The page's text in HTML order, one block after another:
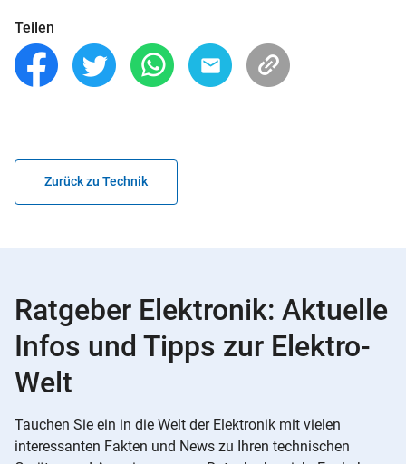
Teilen
Zurück zu Technik
Ratgeber Elektronik: Aktuelle
Infos und Tipps zur Elektro-
Welt
Tauchen Sie ein in die Welt der Elektronik mit vielen
interessanten Fakten und News zu Ihren technischen